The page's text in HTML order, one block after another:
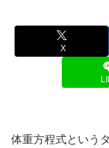
X
体重方程式という